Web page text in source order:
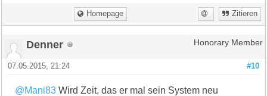
Homepage Zitieren
Denner Honorary Member
#10
07.05.2015, 21:24
@Mani83 Wird Zeit, das er mal sein System neu